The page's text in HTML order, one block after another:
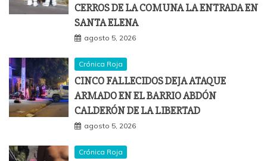
CERROS DE LA COMUNA LA ENTRADA EN
SANTA ELENA
agosto 5, 2026
Crónica Roja
CINCO FALLECIDOS DEJA ATAQUE
ARMADO EN EL BARRIO ABDÓN
CALDERÓN DE LA LIBERTAD
agosto 5, 2026
Crónica Roja